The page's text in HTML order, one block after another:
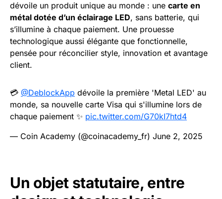
dévoile un produit unique au monde : une carte en
métal dotée d’un éclairage LED, sans batterie, qui
s’illumine à chaque paiement. Une prouesse
technologique aussi élégante que fonctionnelle,
pensée pour réconcilier style, innovation et avantage
client.
💳 @DeblockApp dévoile la première 'Metal LED' au
monde, sa nouvelle carte Visa qui s'illumine lors de
chaque paiement ✨ pic.twitter.com/G70kI7htd4
— Coin Academy (@coinacademy_fr) June 2, 2025
Un objet statutaire, entre